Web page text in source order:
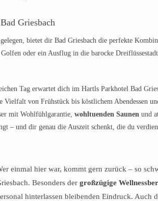
Griesbach
bietet dir Bad Griesbach die perfekte
oder ein Ausflug in die barocke
Tag erwartet dich im Hartls Parkhotel Bad
Vielfalt von Frühstück bis köstlichem Abendessen
mit Wohlfühlgarantie, wohltuenden Saunen und
– und dir genau die Auszeit schenkt, die du
einmal hier war, kommt gern zurück – so
Besonders der großzügige
hinterlassen bleibenden Eindruck. Auch